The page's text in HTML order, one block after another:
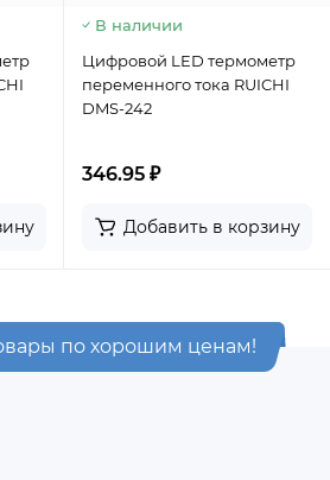
В наличии
Цифровой LED термометр
переменного тока RUICHI
DMS-242
346.95 ₽
Добавить в корзину
по хорошим ценам!